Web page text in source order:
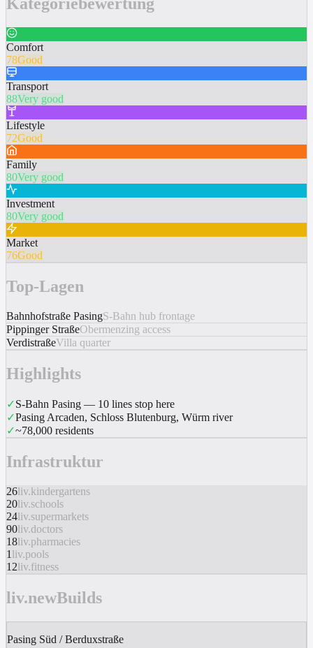
Kategoriebewertung
Comfort
78Good
Transport
88Very good
Lifestyle
72Good
Family
80Very good
Investment
80Very good
Market
76Good
Top-Lagen
Bahnhofstraße PasingS-Bahn hub frontage
Pippinger StraßeObermenzing access
VerdistraßeVilla quarter
Highlights
✓S-Bahn Pasing — 10 lines stop here
✓Pasing Arcaden, Schloss Blutenburg, Würm river
✓~78,000 residents
Infrastruktur
26liv.kindergartens
20liv.schools
24liv.supermarkets
90liv.doctors
18liv.pharmacies
1 liv.pools
12liv.fitness
liv.newBuilds
Pasing Süd / Berduxstraße